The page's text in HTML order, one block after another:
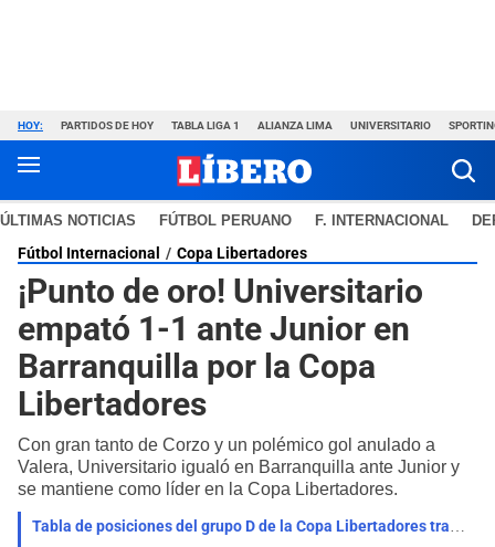
HOY: PARTIDOS DE HOY TABLA LIGA 1 ALIANZA LIMA UNIVERSITARIO
ÚLTIMAS NOTICIAS FÚTBOL PERUANO F. INTERNACIONAL
Fútbol Internacional Copa Libertadores
¡Punto de oro! Universitario
empató 1-1 ante Junior en
Barranquilla por la Copa
Libertadores
Con gran tanto de Corzo y un polémico gol anulado a
Valera, Universitario igualó en Barranquilla ante Junior y
se mantiene como líder en la Copa Libertadores.
Tabla de posiciones del grupo D de la Copa Libertadores tras el empate de Universitario